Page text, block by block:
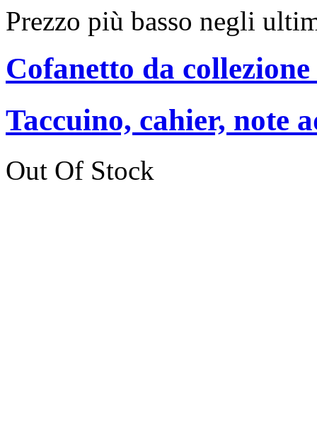
Prezzo più basso negli
Cofanetto da collezione
Taccuino, cahier, note
Out Of Stock